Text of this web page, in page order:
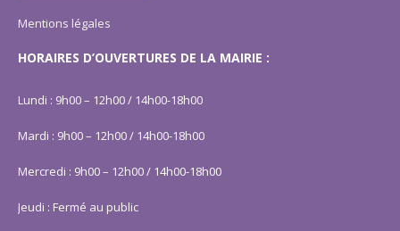
Mentions légales
HORAIRES D’OUVERTURES DE LA MAIRIE :
Lundi : 9h00 – 12h00 / 14h00-18h00
Mardi : 9h00 – 12h00 / 14h00-18h00
Mercredi : 9h00 – 12h00 / 14h00-18h00
Jeudi : Fermé au public